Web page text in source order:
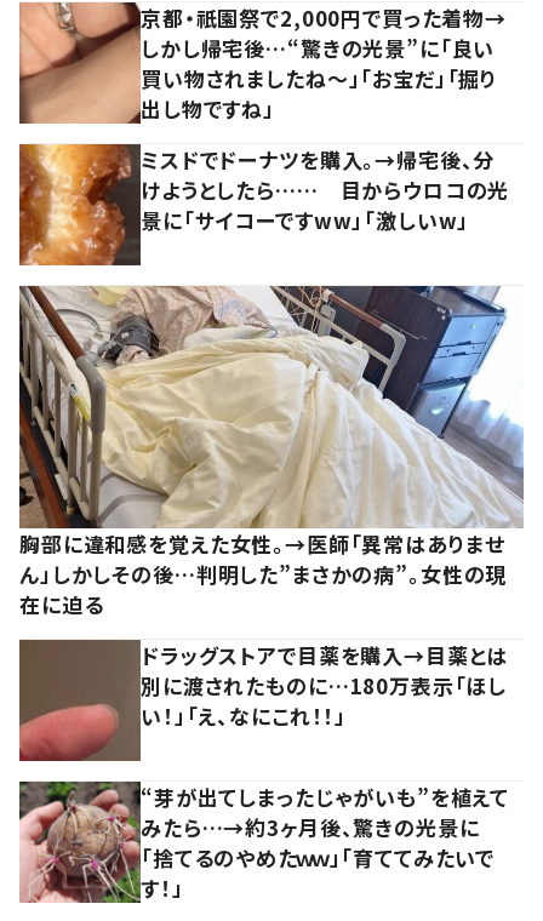
京都・祇園祭で2,000円で買った着物→
しかし帰宅後…“驚きの光景”に「良い
買い物されましたね～」「お宝だ」「掘り
出し物ですね」
ミスドでドーナツを購入。→帰宅後、分
けようとしたら…… 目からウロコの光
景に「サイコーですww」「激しいw」
胸部に違和感を覚えた女性。→医師「異常はありませ
ん」しかしその後…判明した”まさかの病”。女性の現
在に迫る
ドラッグストアで目薬を購入→目薬とは
別に渡されたものに…180万表示「ほし
い！」「え、なにこれ！！」
“芽が出てしまったじゃがいも”を植えて
みたら…→約3ヶ月後、驚きの光景に
「捨てるのやめたｗｗ」「育ててみたいで
す！」